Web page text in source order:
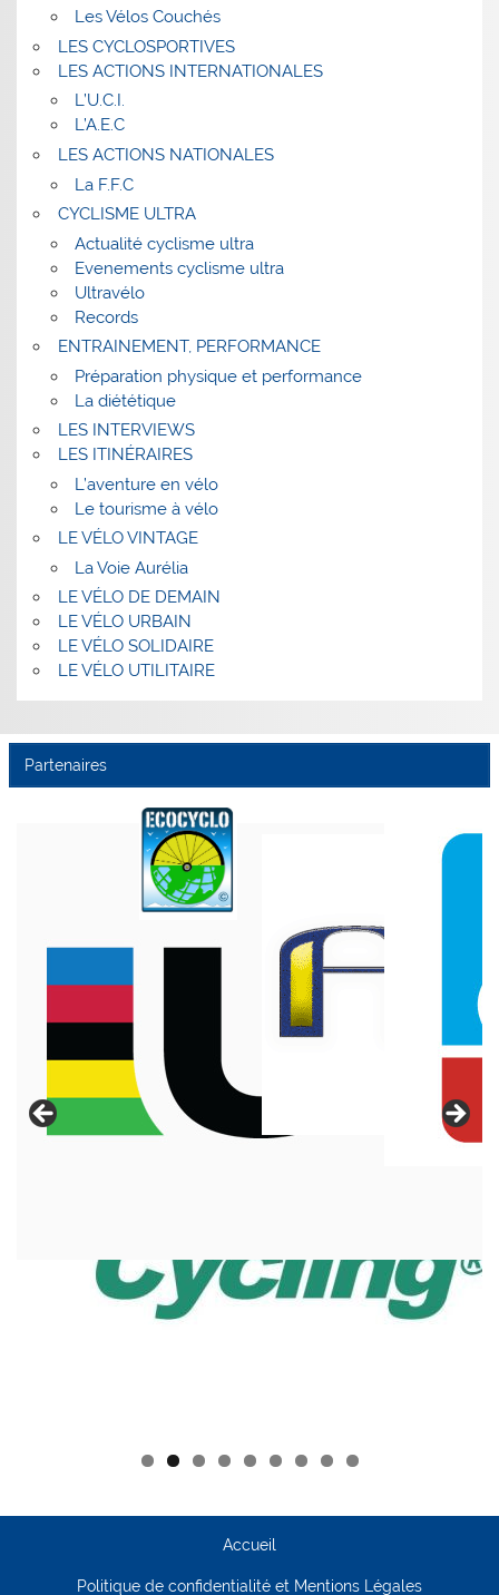
Les Vélos Couchés
LES CYCLOSPORTIVES
LES ACTIONS INTERNATIONALES
L’U.C.I.
L’A.E.C
LES ACTIONS NATIONALES
La F.F.C
CYCLISME ULTRA
Actualité cyclisme ultra
Evenements cyclisme ultra
Ultravélo
Records
ENTRAINEMENT, PERFORMANCE
Préparation physique et performance
La diététique
LES INTERVIEWS
LES ITINÉRAIRES
L’aventure en vélo
Le tourisme à vélo
LE VÉLO VINTAGE
La Voie Aurélia
LE VÉLO DE DEMAIN
LE VÉLO URBAIN
LE VÉLO SOLIDAIRE
LE VÉLO UTILITAIRE
Partenaires
Accueil
Politique de confidentialité et Mentions Légales